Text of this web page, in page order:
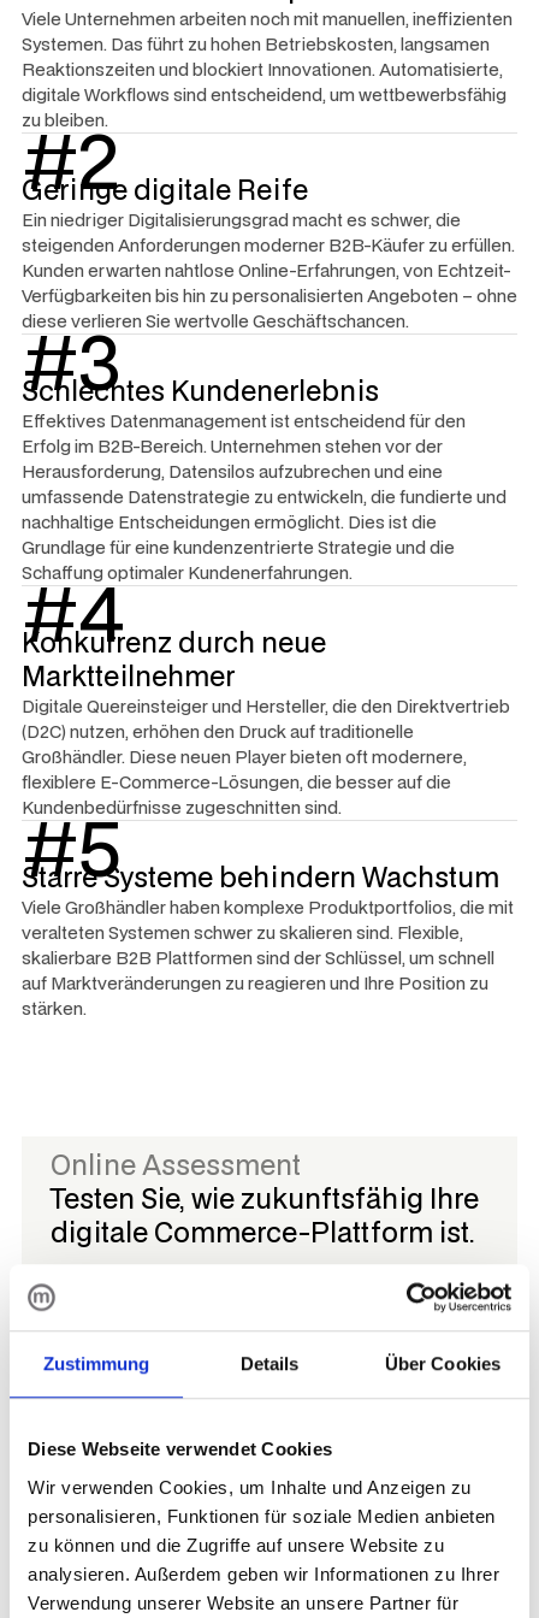
Zustimmung Details Über Cookies
Diese Webseite verwendet Cookies
Wir verwenden Cookies, um Inhalte und Anzeigen zu
personalisieren, Funktionen für soziale Medien anbieten
zu können und die Zugriffe auf unsere Website zu
analysieren. Außerdem geben wir Informationen zu Ihrer
Verwendung unserer Website an unsere Partner für
Viele Unternehmen arbeiten noch mit manuellen, ineffizienten
Systemen. Das führt zu hohen Betriebskosten, langsamen
Reaktionszeiten und blockiert Innovationen. Automatisierte,
digitale Workflows sind entscheidend, um wettbewerbsfähig
zu bleiben.
#2
Geringe digitale Reife
Ein niedriger Digitalisierungsgrad macht es schwer, die
steigenden Anforderungen moderner B2B-Käufer zu erfüllen.
Kunden erwarten nahtlose Online-Erfahrungen, von Echtzeit-
Verfügbarkeiten bis hin zu personalisierten Angeboten – ohne
diese verlieren Sie wertvolle Geschäftschancen.
#3
Schlechtes Kundenerlebnis
Effektives Datenmanagement ist entscheidend für den
Erfolg im B2B-Bereich. Unternehmen stehen vor der
Herausforderung, Datensilos aufzubrechen und eine
umfassende Datenstrategie zu entwickeln, die fundierte und
nachhaltige Entscheidungen ermöglicht. Dies ist die
Grundlage für eine kundenzentrierte Strategie und die
Schaffung optimaler Kundenerfahrungen​.
#4
Konkurrenz durch neue
Marktteilnehmer
Digitale Quereinsteiger und Hersteller, die den Direktvertrieb
(D2C) nutzen, erhöhen den Druck auf traditionelle
Großhändler. Diese neuen Player bieten oft modernere,
flexiblere E-Commerce-Lösungen, die besser auf die
Kundenbedürfnisse zugeschnitten sind.
#5
Starre Systeme behindern Wachstum
Viele Großhändler haben komplexe Produktportfolios, die mit
veralteten Systemen schwer zu skalieren sind. Flexible,
skalierbare B2B Plattformen sind der Schlüssel, um schnell
auf Marktveränderungen zu reagieren und Ihre Position zu
stärken.
Online Assessment
Testen Sie, wie zukunftsfähig Ihre
digitale Commerce-Plattform ist.
Jetzt teilnehmen